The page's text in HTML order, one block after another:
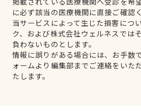
に必ず該当の医療機関に直接ご確認
当サービスによって生じた損害につ
ク、および株式会社ウェルネスでは
負わないものとします。
情報に誤りがある場合には、お手数
ォームより編集部までご連絡をいた
たします。